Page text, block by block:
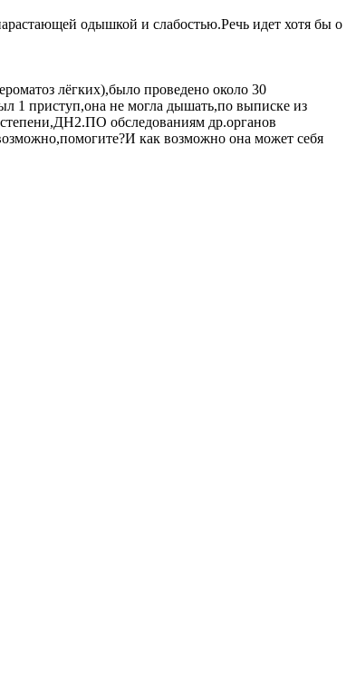
одышкой и слабостью.Речь идет хотя бы о
лёгких),было проведено около 30
1 приступ,она не могла дышать,по выписке из
обследованиям др.органов
как возможно она может себя